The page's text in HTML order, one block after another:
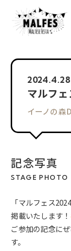
2024.4.28
マルフ
イーノの森
記念写真
STAGE PHOTO
「マルフェス
掲載いたします！
ご参加の記念に
す。